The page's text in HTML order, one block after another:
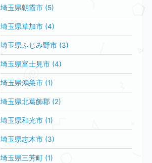
埼玉県朝霞市 (5)
埼玉県草加市 (4)
埼玉県ふじみ野市 (3)
埼玉県富士見市 (4)
埼玉県鴻巣市 (1)
埼玉県北葛飾郡 (2)
埼玉県和光市 (1)
埼玉県志木市 (3)
埼玉県三芳町 (1)